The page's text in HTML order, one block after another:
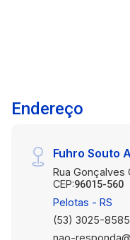
Endereço
Fuhro Souto
Rua Gonçalves
CEP:96015-560
Pelotas - RS
(53) 3025-8585
nao-